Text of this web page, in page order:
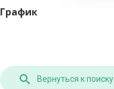
График
Вернуться к поиску